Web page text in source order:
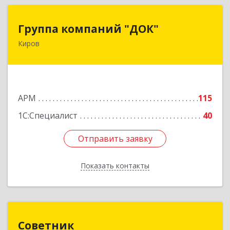
Группа компаний "ДОК"
Киров
АРМ
115
1С:Специалист
40
Отправить заявку
Показать контакты
Группа компаний "ДОК"
610017, Кировская обл, Киров г, Горького ул,
Отправить заявку
Назад
Советник